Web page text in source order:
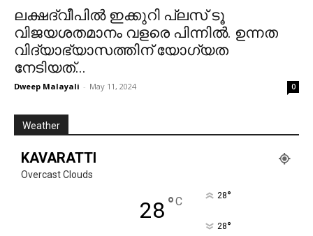
ലക്ഷദ്വീപിൽ ഇക്കുറി പ്ലസ് ടൂ
വിജയശതമാനം വളരെ പിന്നിൽ. ഉന്നത
വിദ്യാഭ്യാസത്തിന് യോഗ്യത
നേടിയത്...
Dweep Malayali - May 11, 2024 0
Weather
KAVARATTI
Overcast Clouds
28°C 28°
28°